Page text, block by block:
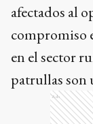
afectados al
compromiso
en el sector
patrullas son
Ads